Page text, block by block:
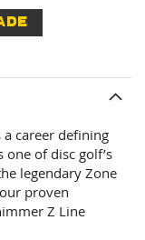
career defining
of disc golf’s
legendary Zone
proven
Z Line